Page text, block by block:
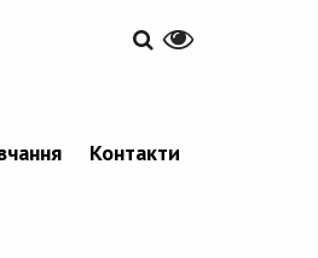
Контакти